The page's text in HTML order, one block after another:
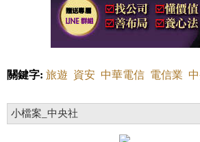
關鍵字: 旅遊 資安 中華電信 電信業
小檔案_中央社